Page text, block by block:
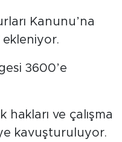
Kanunu’na
ekleniyor.
3600’e
ve çalışma
kavuşturuluyor.